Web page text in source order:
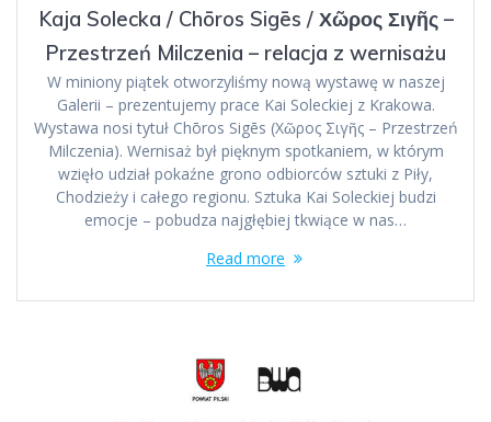
Kaja Solecka / Chōros Sigēs / Χῶρος Σιγῆς –
Przestrzeń Milczenia – relacja z wernisażu
W miniony piątek otworzyliśmy nową wystawę w naszej
Galerii – prezentujemy prace Kai Soleckiej z Krakowa.
Wystawa nosi tytuł Chōros Sigēs (Χῶρος Σιγῆς – Przestrzeń
Milczenia). Wernisaż był pięknym spotkaniem, w którym
wzięło udział pokaźne grono odbiorców sztuki z Piły,
Chodzieży i całego regionu. Sztuka Kai Soleckiej budzi
emocje – pobudza najgłębiej tkwiące w nas…
Read more